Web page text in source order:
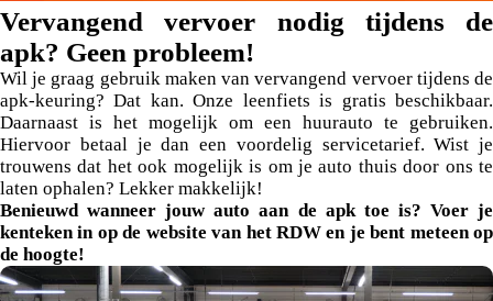
Vervangend vervoer nodig tijdens de
apk? Geen probleem!
Wil je graag gebruik maken van vervangend vervoer tijdens de
apk-keuring? Dat kan. Onze leenfiets is gratis beschikbaar.
Daarnaast is het mogelijk om een huurauto te gebruiken.
Hiervoor betaal je dan een voordelig servicetarief. Wist je
trouwens dat het ook mogelijk is om je auto thuis door ons te
laten ophalen? Lekker makkelijk!
Benieuwd wanneer jouw auto aan de apk toe is? Voer je
kenteken in op de website van het RDW en je bent meteen op
de hoogte!